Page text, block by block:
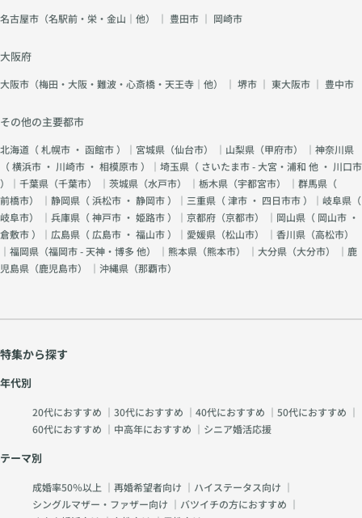
名古屋市（名駅前・栄・金山｜他） ｜ 豊田市 ｜ 岡崎市
大阪府
大阪市（梅田・大阪・難波・心斎橋・天王寺｜他） ｜ 堺市 ｜ 東大阪市 ｜ 豊中市
その他の主要都市
北海道（札幌市 ・ 函館市）｜宮城県（仙台市） ｜山梨県（甲府市） ｜神奈川県
（横浜市 ・ 川崎市 ・ 相模原市）｜埼玉県（ さいたま市 - 大宮・浦和 他 ・ 川口市
）｜千葉県（千葉市） ｜茨城県（水戸市） ｜栃木県（宇都宮市） ｜群馬県（
前橋市） ｜静岡県（浜松市 ・ 静岡市）｜三重県（津市 ・ 四日市市）｜岐阜県（
岐阜市） ｜兵庫県（神戸市 ・ 姫路市）｜京都府（京都市） ｜岡山県（ 岡山市 ・
倉敷市）｜広島県（ 広島市 ・ 福山市）｜愛媛県（松山市） ｜香川県（高松市）
｜福岡県（福岡市 - 天神・博多 他） ｜熊本県（熊本市） ｜大分県（大分市） ｜鹿
児島県（鹿児島市） ｜沖縄県（那覇市）
特集から探す
年代別
20代におすすめ ｜ 30代におすすめ ｜ 40代におすすめ ｜ 50代におすすめ ｜
60代におすすめ ｜ 中高年におすすめ ｜ シニア婚活応援
テーマ別
成婚率50％以上 ｜ 再婚希望者向け ｜ ハイステータス向け ｜
シングルマザー・ファザー向け ｜ バツイチの方におすすめ ｜